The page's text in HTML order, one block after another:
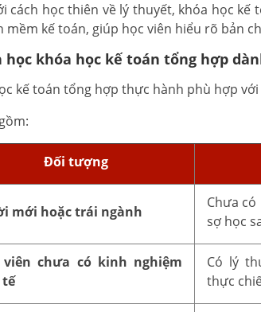
cách học thiên về lý thuyết, khóa học
mềm kế toán, giúp học viên hiểu rõ bản
học khóa học kế toán tổng hợp
kế toán tổng hợp thực hành phù hợp
Đối tượng
mới hoặc trái ngành
Chưa
sợ học
viên chưa có kinh nghiệm
Có lý
thực